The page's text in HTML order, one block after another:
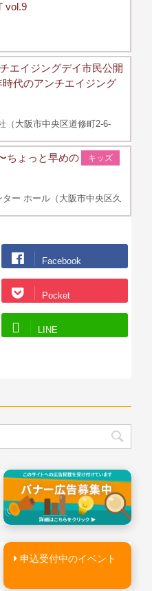
vol.9
エイジングデイ市民公開
代のアンチエイジング
（大阪市中央区道修町2-6-
キッズ
ちょっと早めの
ー ホール（大阪市中央区久
Facebook
Pocket
LINE
申込受付中のイベント